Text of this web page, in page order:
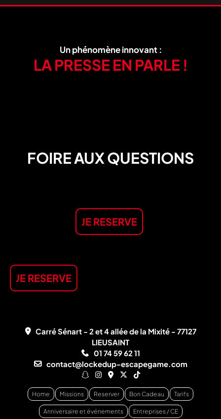
Un phénomène innovant :
LA PRESSE EN PARLE !
FOIRE AUX QUESTIONS
JE RESERVE
JE RESERVE
Carré Sénart - 2 et 4 allée de la Mixité - 77127
LIEUSAINT
01 74 59 62 11
contact@lockedup-escapegame.com
Home Missions Reserver Bon Cadeau Tarifs
Anniversaire et événements Entreprises / CE